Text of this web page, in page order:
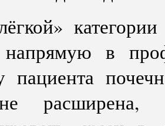
напрямую в